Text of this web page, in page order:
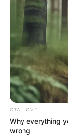
CTA LOVE
Why everything
wrong